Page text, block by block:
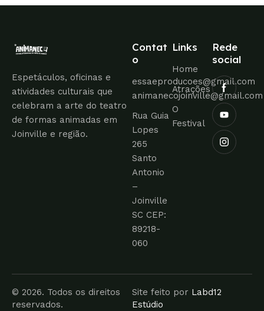
Espetáculos, oficinas e
atividades culturais que
celebram a arte do teatro
de formas animadas em
Joinville e região.
Contat
o
essaeproducoes@gmail.com
animanecojoinville@gmail.com
Rua Guia
Lopes
265
Santo
Antonio
–
Joinville
SC CEP:
89218-
060
Links
Home
Atrações
O
Festival
Rede
social
© 2026. Todos os direitos
reservados.
Site feito por Labd12
Estúdio